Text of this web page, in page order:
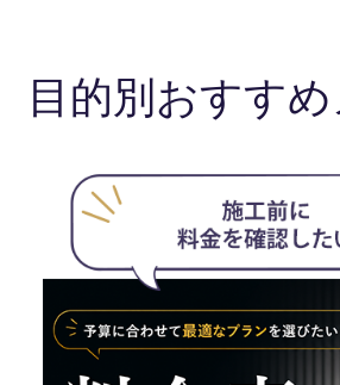
目的別おすす